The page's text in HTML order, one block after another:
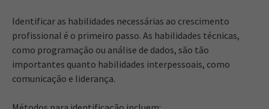
Identificar as habilidades necessárias ao crescimento
profissional é o primeiro passo. As habilidades técnicas,
como programação ou análise de dados, são tão
importantes quanto habilidades interpessoais, como
comunicação e liderança.